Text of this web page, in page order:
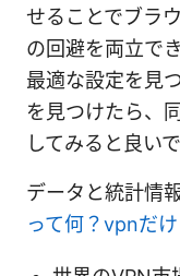
せることでブラ
の回避を両立で
最適な設定を見
を見つけたら、
してみると良い
データと統計情
って何？vpnだ